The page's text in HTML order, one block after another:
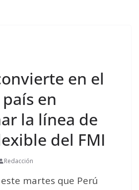
en el
en
la línea de
del FMI
Redacción
martes que Perú